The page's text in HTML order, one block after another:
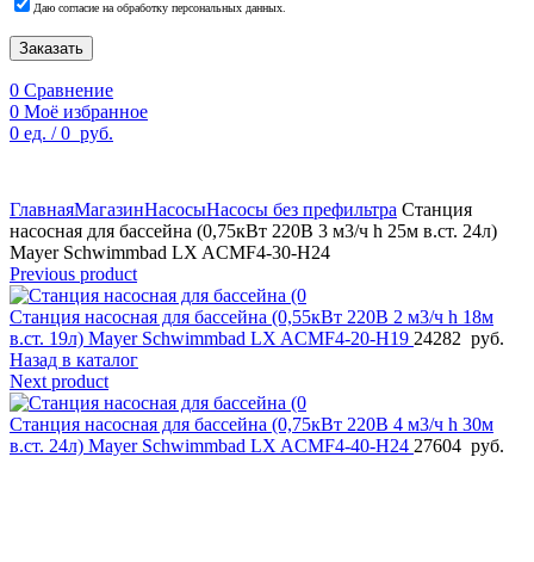
Даю согласие на обработку персональных данных.
Заказать
0 Сравнение
0 Моё избранное
0 ед. / 0 руб.
ГлавнаяМагазинНасосыНасосы без префильтра Станция
насосная для бассейна (0,75кВт 220B 3 м3/ч h 25м в.ст. 24л)
Mayer Schwimmbad LX ACMF4-30-H24
Previous product
Станция насосная для бассейна (0,55кВт 220B 2 м3/ч h 18м
в.ст. 19л) Mayer Schwimmbad LX ACMF4-20-H19 24282 руб.
Назад в каталог
Next product
Станция насосная для бассейна (0,75кВт 220B 4 м3/ч h 30м
в.ст. 24л) Mayer Schwimmbad LX ACMF4-40-H24 27604 руб.